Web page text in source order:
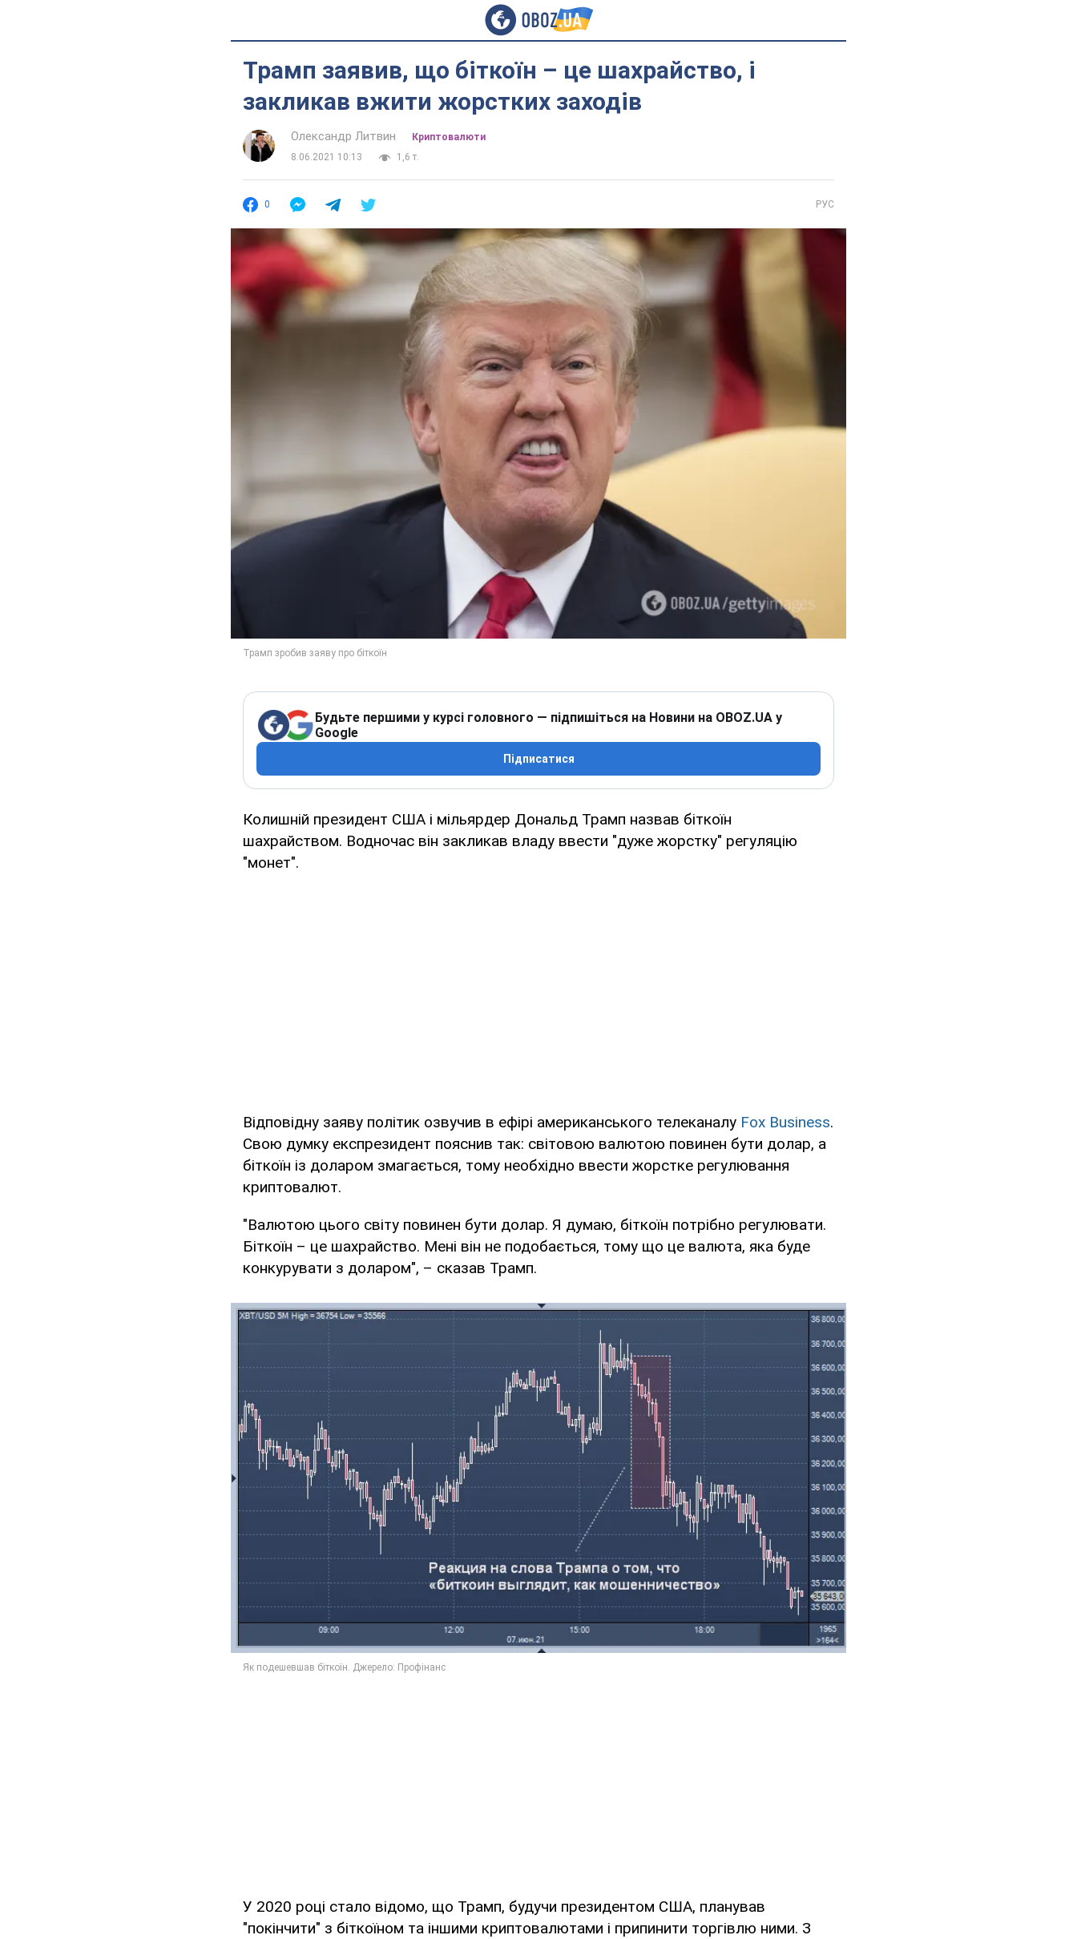
Трамп заявив, що біткоїн – це шахрайство, і
закликав вжити жорстких заходів
Олександр Литвин
Криптовалюти
8.06.2021 10:13
1,6 т.
0 РУС
Будьте першими у курсі головного — підпишіться на Новини на OBOZ.UA у
Google
Підписатися
Колишній президент США і мільярдер Дональд Трамп назвав біткоїн
шахрайством. Водночас він закликав владу ввести "дуже жорстку" регуляцію
"монет".
Відповідну заяву політик озвучив в ефірі американського телеканалу Fox Business.
Свою думку експрезидент пояснив так: світовою валютою повинен бути долар, а
біткоїн із доларом змагається, тому необхідно ввести жорстке регулювання
криптовалют.
"Валютою цього світу повинен бути долар. Я думаю, біткоїн потрібно регулювати.
Біткоїн – це шахрайство. Мені він не подобається, тому що це валюта, яка буде
конкурувати з доларом", – сказав Трамп.
У 2020 році стало відомо, що Трамп, будучи президентом США, планував
"покінчити" з біткоїном та іншими криптовалютами і припинити торгівлю ними. З